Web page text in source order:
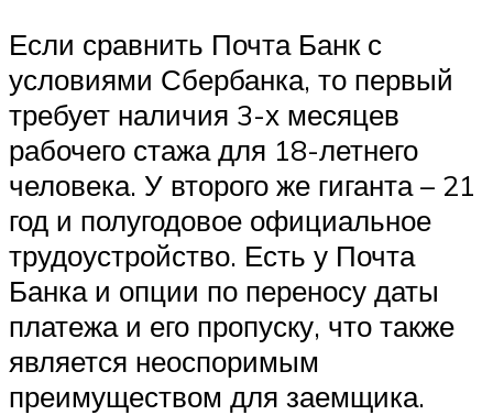
Если сравнить Почта Банк с
условиями Сбербанка, то первый
требует наличия 3-х месяцев
рабочего стажа для 18-летнего
человека. У второго же гиганта – 21
год и полугодовое официальное
трудоустройство. Есть у Почта
Банка и опции по переносу даты
платежа и его пропуску, что также
является неоспоримым
преимуществом для заемщика.